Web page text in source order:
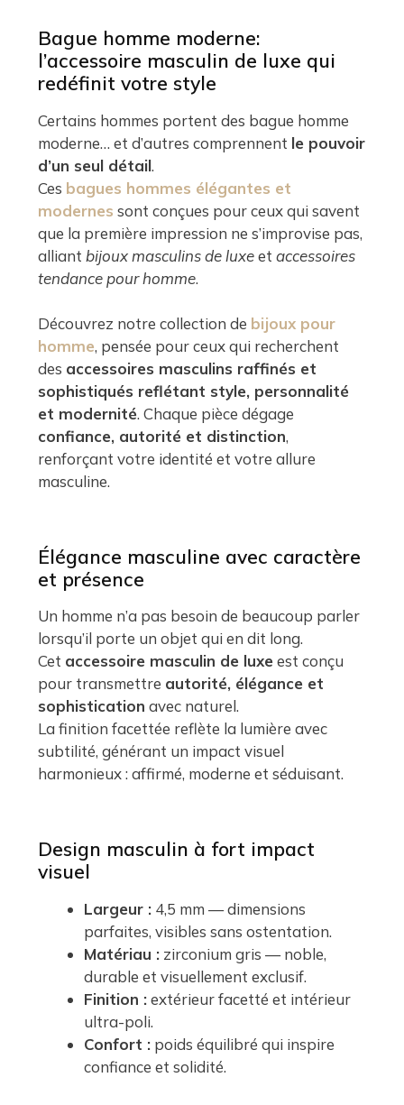
Bague homme moderne:
l’accessoire masculin de luxe qui
redéfinit votre style
Certains hommes portent des bague homme
moderne… et d’autres comprennent le pouvoir
d’un seul détail.
Ces bagues hommes élégantes et
modernes sont conçues pour ceux qui savent
que la première impression ne s’improvise pas,
alliant bijoux masculins de luxeetaccessoires
tendance pour homme.
Découvrez notre collection de bijoux pour
homme, pensée pour ceux qui recherchent
des accessoires masculins raffinés et
sophistiqués reflétant style, personnalité
et modernité. Chaque pièce dégage
confiance, autorité et distinction,
renforçant votre identité et votre allure
masculine.
Élégance masculine avec caractère
et présence
Un homme n’a pas besoin de beaucoup parler
lorsqu’il porte un objet qui en dit long.
Cet accessoire masculin de luxeest conçu
pour transmettre autorité, élégance et
sophistication avec naturel.
La finition facettée reflète la lumière avec
subtilité, générant un impact visuel
harmonieux : affirmé, moderne et séduisant.
Design masculin à fort impact
visuel
Largeur : 4,5 mm — dimensions
parfaites, visibles sans ostentation.
Matériau : zirconium gris — noble,
durable et visuellement exclusif.
Finition :extérieur facetté et intérieur
ultra-poli.
Confort : poids équilibré qui inspire
confiance et solidité.